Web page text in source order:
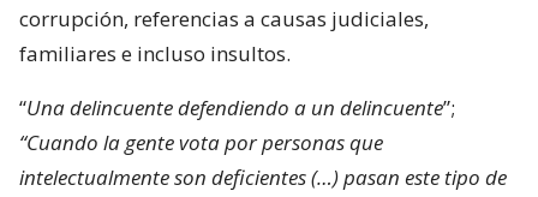
corrupción, referencias a causas judiciales,
familiares e incluso insultos.
“Una delincuente defendiendo a un delincuente”;
“Cuando la gente vota por personas que
intelectualmente son deficientes (…) pasan este tipo de